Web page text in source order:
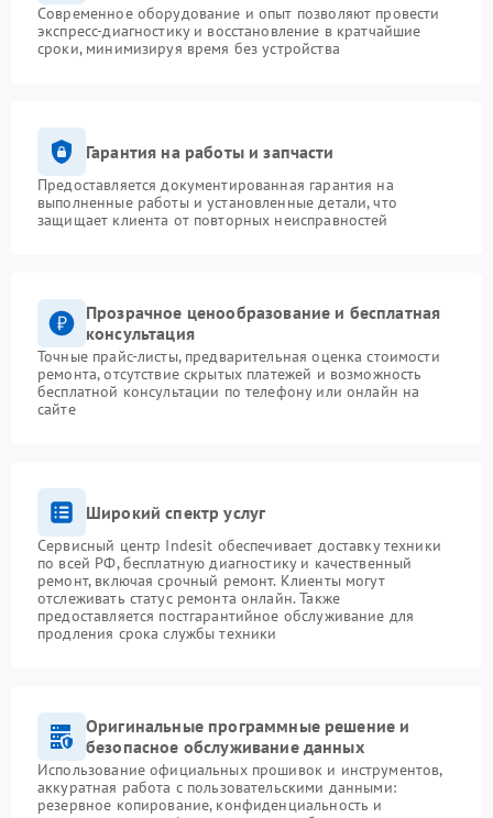
Современное оборудование и опыт позволяют провести
экспресс-диагностику и восстановление в кратчайшие
сроки, минимизируя время без устройства
Гарантия на работы и запчасти
Предоставляется документированная гарантия на
выполненные работы и установленные детали, что
защищает клиента от повторных неисправностей
Прозрачное ценообразование и бесплатная
консультация
Точные прайс-листы, предварительная оценка стоимости
ремонта, отсутствие скрытых платежей и возможность
бесплатной консультации по телефону или онлайн на
сайте
Широкий спектр услуг
Сервисный центр Indesit обеспечивает доставку техники
по всей РФ, бесплатную диагностику и качественный
ремонт, включая срочный ремонт. Клиенты могут
отслеживать статус ремонта онлайн. Также
предоставляется постгарантийное обслуживание для
продления срока службы техники
Оригинальные программные решение и
безопасное обслуживание данных
Использование официальных прошивок и инструментов,
аккуратная работа с пользовательскими данными:
резервное копирование, конфиденциальность и